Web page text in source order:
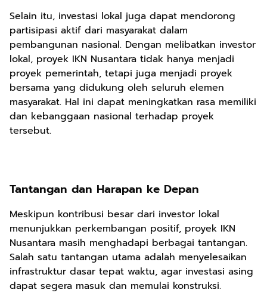
Selain itu, investasi lokal juga dapat mendorong
partisipasi aktif dari masyarakat dalam
pembangunan nasional. Dengan melibatkan investor
lokal, proyek IKN Nusantara tidak hanya menjadi
proyek pemerintah, tetapi juga menjadi proyek
bersama yang didukung oleh seluruh elemen
masyarakat. Hal ini dapat meningkatkan rasa memiliki
dan kebanggaan nasional terhadap proyek
tersebut.
Tantangan dan Harapan ke Depan
Meskipun kontribusi besar dari investor lokal
menunjukkan perkembangan positif, proyek IKN
Nusantara masih menghadapi berbagai tantangan.
Salah satu tantangan utama adalah menyelesaikan
infrastruktur dasar tepat waktu, agar investasi asing
dapat segera masuk dan memulai konstruksi.